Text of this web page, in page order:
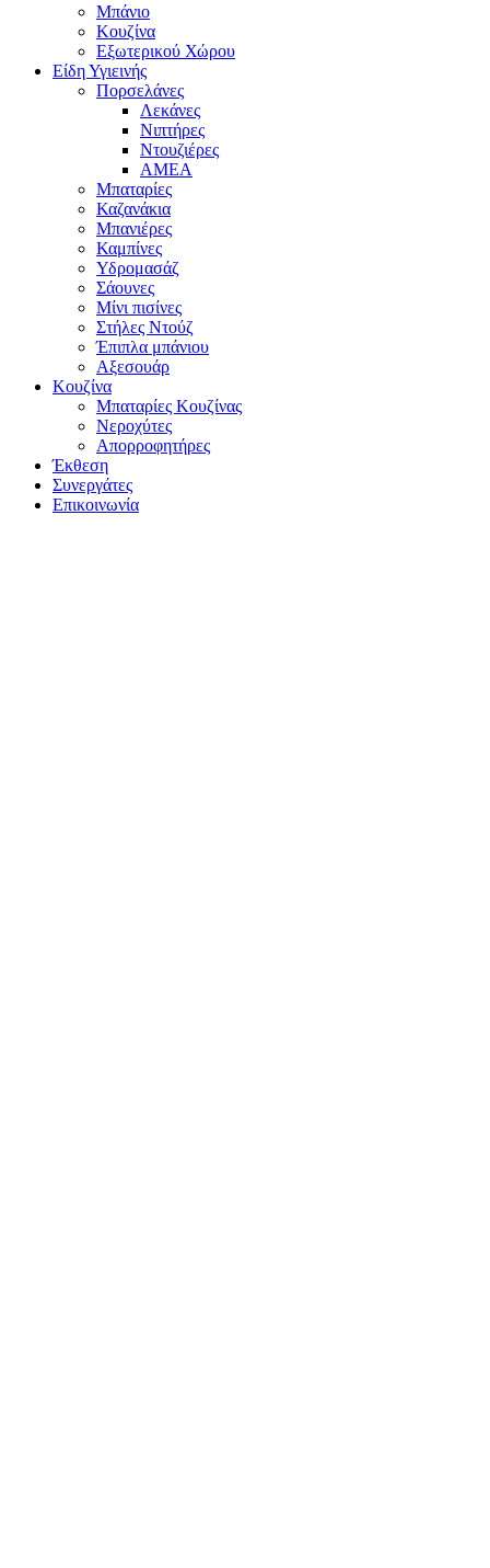
Μπάνιο
Κουζίνα
Εξωτερικού Χώρου
Είδη Υγιεινής
Πορσελάνες
Λεκάνες
Νιπτήρες
Ντουζιέρες
ΑΜΕΑ
Μπαταρίες
Καζανάκια
Μπανιέρες
Καμπίνες
Υδρομασάζ
Σάουνες
Μίνι πισίνες
Στήλες Ντούζ
Έπιπλα μπάνιου
Αξεσουάρ
Κουζίνα
Μπαταρίες Κουζίνας
Νεροχύτες
Απορροφητήρες
Έκθεση
Συνεργάτες
Επικοινωνία